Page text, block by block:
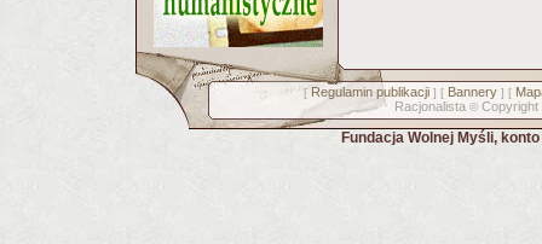
[ Regulamin publikacji] [ Bannery] [
Racjonalista © Copyright
Fundacja Wolnej Myśli,